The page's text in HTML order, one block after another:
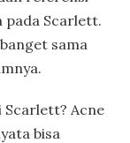
pada Scarlett.
sama
Acne
bisa